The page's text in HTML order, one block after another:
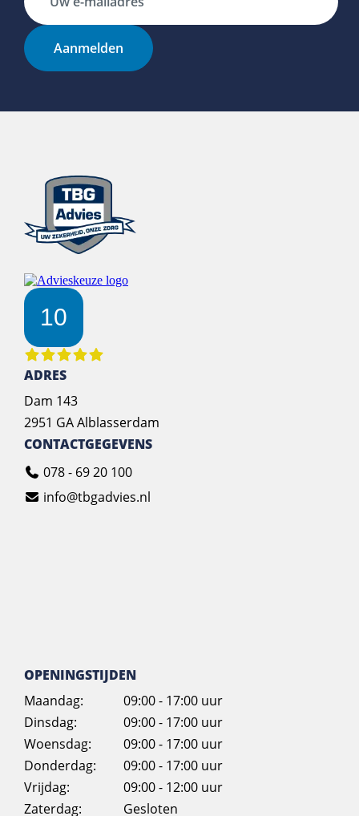
10
ADRES
Dam 143
2951 GA Alblasserdam
CONTACTGEGEVENS
078 - 69 20 100
info@tbgadvies.nl
OPENINGSTIJDEN
Maandag:
09:00 - 17:00 uur
Dinsdag:
09:00 - 17:00 uur
Woensdag:
09:00 - 17:00 uur
Donderdag:
09:00 - 17:00 uur
Vrijdag:
09:00 - 12:00 uur
Zaterdag:
Gesloten